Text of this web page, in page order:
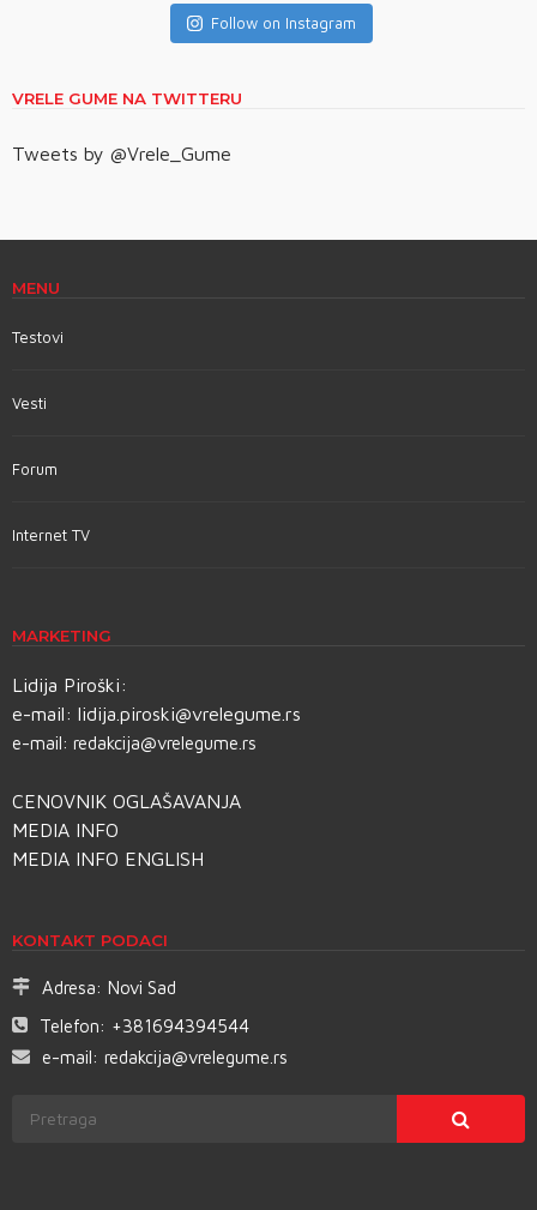
Follow on Instagram
VRELE GUME NA TWITTERU
Tweets by @Vrele_Gume
MENU
Testovi
Vesti
Forum
Internet TV
MARKETING
Lidija Piroški:
e-mail: lidija.piroski@vrelegume.rs
e-mail: redakcija@vrelegume.rs
CENOVNIK OGLAŠAVANJA
MEDIA INFO
MEDIA INFO ENGLISH
KONTAKT PODACI
Adresa: Novi Sad
Telefon: +381694394544
e-mail: redakcija@vrelegume.rs